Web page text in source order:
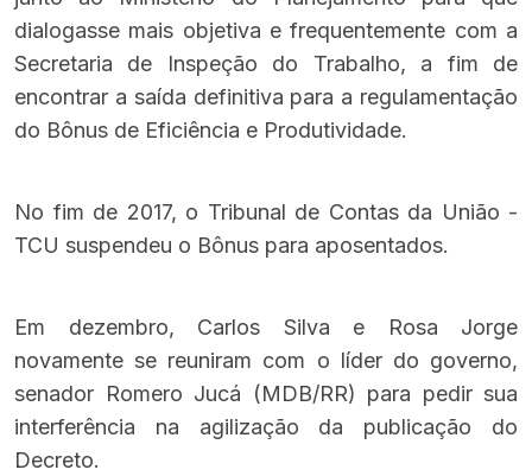
dialogasse mais objetiva e frequentemente com a
Secretaria de Inspeção do Trabalho, a fim de
encontrar a saída definitiva para a regulamentação
do Bônus de Eficiência e Produtividade.
No fim de 2017, o Tribunal de Contas da União -
TCU suspendeu o Bônus para aposentados.
Em dezembro, Carlos Silva e Rosa Jorge
novamente se reuniram com o líder do governo,
senador Romero Jucá (MDB/RR) para pedir sua
interferência na agilização da publicação do
Decreto.